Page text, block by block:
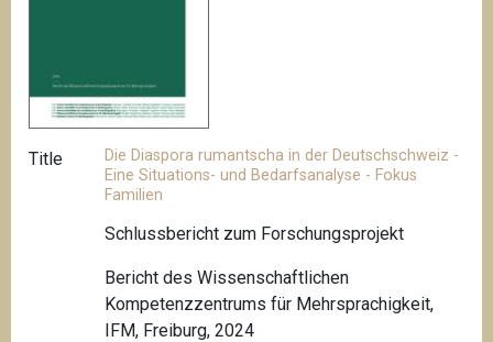
Title
Die Diaspora rumantscha in der Deutschschweiz -
Eine Situations- und Bedarfsanalyse - Fokus
Familien
Schlussbericht zum Forschungsprojekt
Bericht des Wissenschaftlichen
Kompetenzzentrums für Mehrsprachigkeit,
IFM, Freiburg, 2024